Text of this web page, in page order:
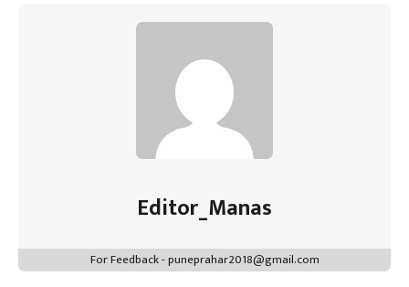
Editor_Manas
For Feedback - puneprahar2018@gmail.com